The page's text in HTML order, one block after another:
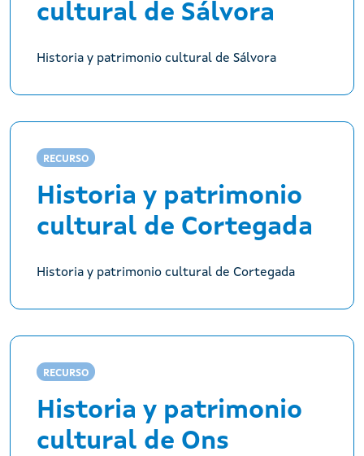
cultural de Sálvora
Historia y patrimonio cultural de Sálvora
RECURSO
Historia y patrimonio
cultural de Cortegada
Historia y patrimonio cultural de Cortegada
RECURSO
Historia y patrimonio
cultural de Ons